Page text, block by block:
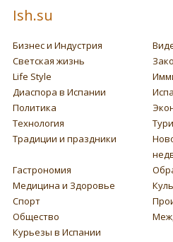
Ish.su
Бизнес и Индустрия
Светская жизнь
Life Style
Диаспора в Испании
Политика
Технология
Традиции и праздники
Гастрономия
Медицина и Здоровье
Спорт
Общество
Курьезы в Испании